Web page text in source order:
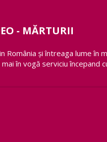
- MĂRTURII
România și întreaga lume în
în vogă serviciu începand